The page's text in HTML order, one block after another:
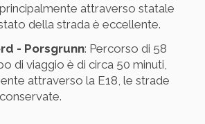
attraverso statale
della strada è eccellente.
- Porsgrunn: Percorso di 58
di viaggio è di circa 50 minuti,
attraverso la E18, le strade